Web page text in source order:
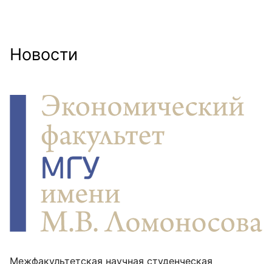
Новости
Межфакультетская научная студенческая